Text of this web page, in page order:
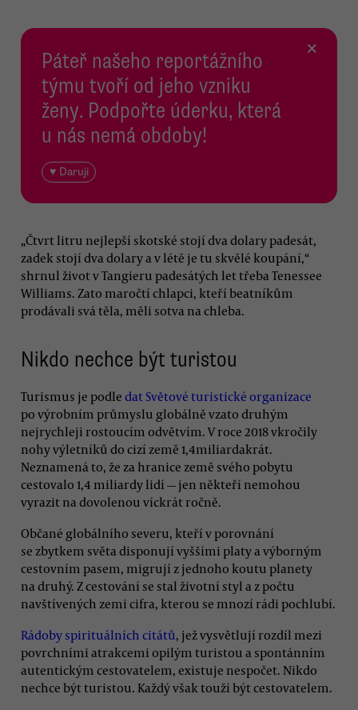
Páteř našeho reportážního
týmu tvoří od jeho vzniku
ženy. Podpořte úderku, která
u nás nemá obdoby!
♥ Daruji
×
„Čtvrt litru nejlepší skotské stojí dva dolary padesát,
zadek stojí dva dolary a v létě je tu skvělé koupání,“
shrnul život v Tangieru padesátých let třeba Tenessee
Williams. Zato maročtí chlapci, kteří beatníkům
prodávali svá těla, měli sotva na chleba.
Nikdo nechce být turistou
Turismus je podle dat Světové turistické organizace
po výrobním průmyslu globálně vzato druhým
nejrychleji rostoucím odvětvím. V roce 2018 vkročily
nohy výletníků do cizí země 1,4miliardakrát.
Neznamená to, že za hranice země svého pobytu
cestovalo 1,4 miliardy lidí — jen někteří nemohou
vyrazit na dovolenou víckrát ročně.
Občané globálního severu, kteří v porovnání
se zbytkem světa disponují vyššími platy a výborným
cestovním pasem, migrují z jednoho koutu planety
na druhý. Z cestování se stal životní styl a z počtu
navštívených zemi cifra, kterou se mnozí rádi pochlubí.
Rádoby spirituálních citátů, jež vysvětlují rozdíl mezi
povrchními atrakcemi opilým turistou a spontánním
autentickým cestovatelem, existuje nespočet. Nikdo
nechce být turistou. Každý však touží být cestovatelem.